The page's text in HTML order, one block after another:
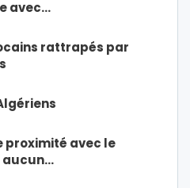
avec…
rattrapés par
proximité avec le
aucun…